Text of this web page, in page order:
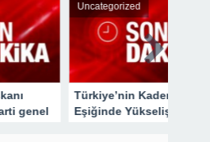
Uncategorized
Türkiye’nin Kader
Eşiğinde Yükselişi